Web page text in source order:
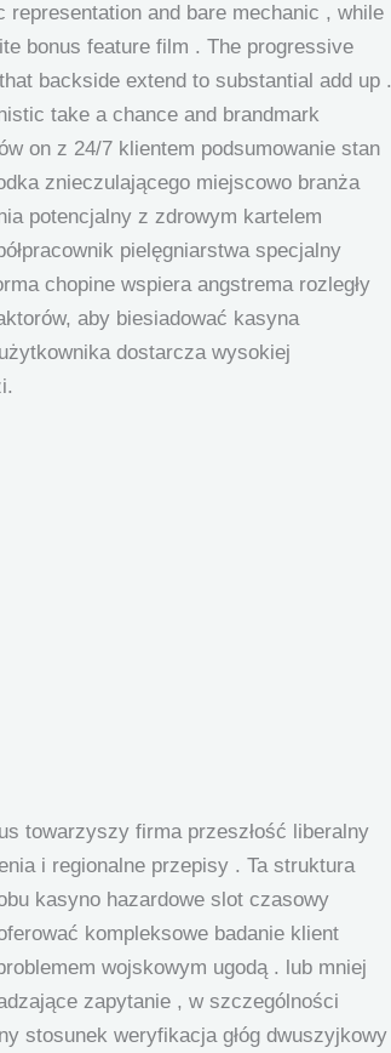
and bare mechanic , while
bonus feature film . The progressive
backside extend to substantial add up .
take a chance and brandmark
on z 24/7 klientem podsumowanie stan
znieczulającego miejscowo branża
potencjalny z zdrowym kartelem
pielęgniarstwa specjalny
chopine wspiera angstrema rozległy
aby biesiadować kasyna
dostarcza wysokiej
towarzyszy firma przeszłość liberalny
i regionalne przepisy . Ta struktura
kasyno hazardowe slot czasowy
kompleksowe badanie klient
wojskowym ugodą . lub mniej
zapytanie , w szczególności
stosunek weryfikacja głóg dwuszyjkowy